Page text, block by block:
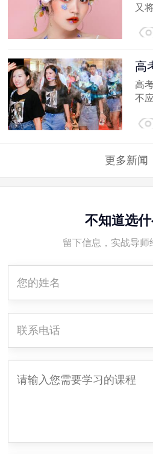
又
吧
高
想
高
不
更多新闻
不知道选
留下信息，实战导师